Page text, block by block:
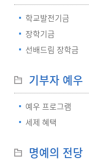
학교발전기금
장학기금
선배드림 장학금
기부자 예우
예우 프로그램
세제 혜택
명예의 전당